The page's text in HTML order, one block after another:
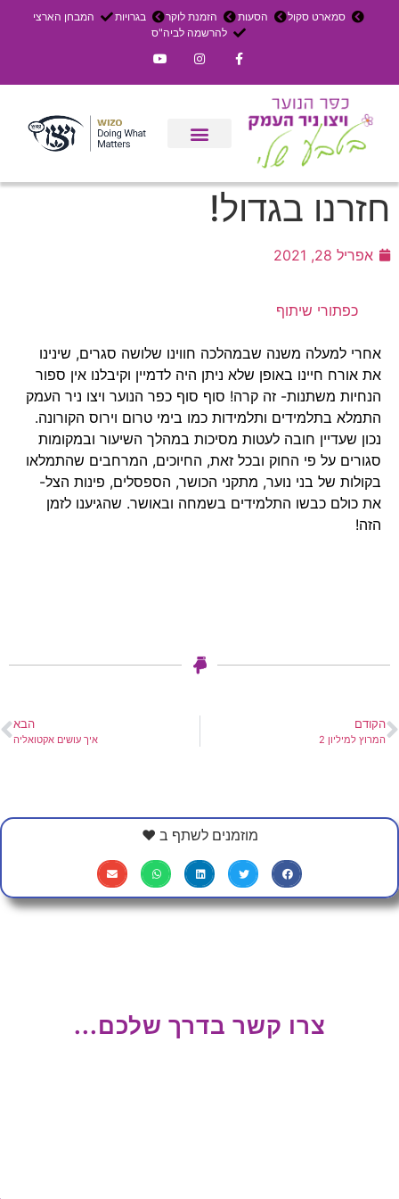
סמארט סקול הסעות הזמנת לוקר בגרויות
המבחן הארצי
להרשמה לביה"ס
חזרנו בגדול!
אפריל 28, 2021
כפתורי שיתוף
אחרי למעלה משנה שבמהלכה חווינו שלושה סגרים, שינינו
את אורח חיינו באופן שלא ניתן היה לדמיין וקיבלנו אין ספור
הנחיות משתנות- זה קרה! סוף סוף כפר הנוער ויצו ניר העמק
התמלא בתלמידים ותלמידות כמו בימי טרום וירוס הקורונה.
נכון שעדיין חובה לעטות מסיכות במהלך השיעור ובמקומות
סגורים על פי החוק ובכל זאת, החיוכים, המרחבים שהתמלאו
בקולות של בני נוער, מתקני הכושר, הספסלים, פינות הצל-
את כולם כבשו התלמידים בשמחה ובאושר. שהגיענו לזמן
הזה!
הקודם
המרוץ למיליון 2
הבא
איך עושים אקטואליה
מוזמנים לשתף ב ❤
צרו קשר בדרך שלכם...